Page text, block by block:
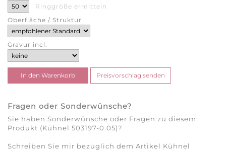
Ringgröße ermitteln
Oberfläche / Struktur
Gravur incl.
Fragen oder Sonderwünsche?
Sie haben Sonderwünsche oder Fragen zu diesem
Produkt (Kühnel 503197-0.05)?
Schreiben Sie mir bezüglich dem Artikel Kühnel